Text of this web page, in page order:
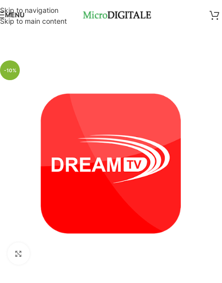
Skip to navigation
Skip to main content
MENU
-10%